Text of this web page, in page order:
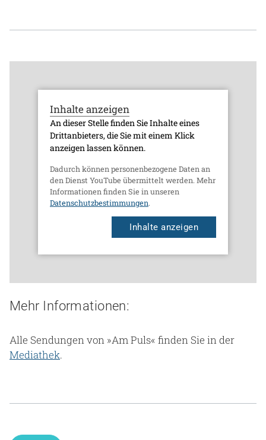
Inhalte anzeigen
An dieser Stelle finden Sie Inhalte eines
Drittanbieters, die Sie mit einem Klick
anzeigen lassen können.
Dadurch können personenbezogene Daten an
den Dienst YouTube übermittelt werden. Mehr
Informationen finden Sie in unseren
Datenschutzbestimmungen.
Inhalte anzeigen
Mehr Informationen:
Alle Sendungen von »Am Puls« finden Sie in der
Mediathek.